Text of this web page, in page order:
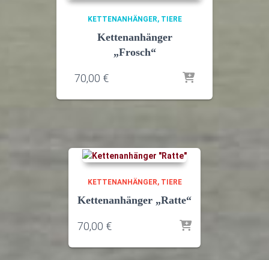
KETTENANHÄNGER TIERE
Kettenanhänger
„Frosch“
70,00 €
KETTENANHÄNGER TIERE
Kettenanhänger „Ratte“
70,00 €